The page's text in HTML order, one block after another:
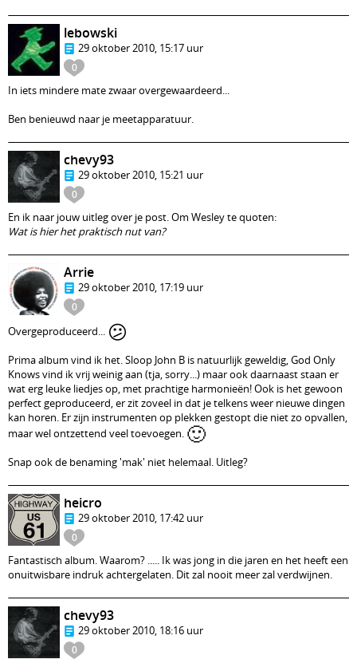
0
lebowski
29 oktober 2010, 15:17 uur
In iets mindere mate zwaar overgewaardeerd...
Ben benieuwd naar je meetapparatuur.
0
chevy93
29 oktober 2010, 15:21 uur
En ik naar jouw uitleg over je post. Om Wesley te quoten:
Wat is hier het praktisch nut van?
0
Arrie
29 oktober 2010, 17:19 uur
Overgeproduceerd... 😕
Prima album vind ik het. Sloop John B is natuurlijk geweldig, God Only
Knows vind ik vrij weinig aan (tja, sorry...) maar ook daarnaast staan er
wat erg leuke liedjes op, met prachtige harmonieën! Ook is het gewoon
perfect geproduceerd, er zit zoveel in dat je telkens weer nieuwe dingen
kan horen. Er zijn instrumenten op plekken gestopt die niet zo opvallen,
maar wel ontzettend veel toevoegen. 🙂
Snap ook de benaming 'mak' niet helemaal. Uitleg?
0
heicro
29 oktober 2010, 17:42 uur
Fantastisch album. Waarom? ..... Ik was jong in die jaren en het heeft een
onuitwisbare indruk achtergelaten. Dit zal nooit meer zal verdwijnen.
0
chevy93
29 oktober 2010, 18:16 uur